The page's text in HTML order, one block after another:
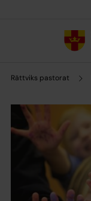
Rättviks pastorat